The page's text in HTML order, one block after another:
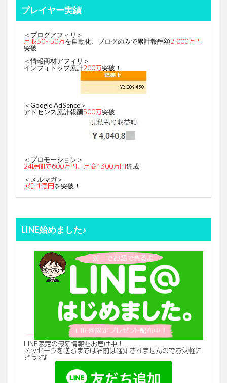
プレイヤー実績
＜ブログアフィリ＞
月収30~50万を自動化、ブログのみで累計報酬額2,000万円
突破
＜情報商材アフィリ＞
インフォトップ累計200万突破！
＜Google AdSence＞
アドセンス累計報酬500万突破
＜プロモーション＞
24時間で600万円、月商1300万円達成
＜メルマガ＞
累計1億円を突破！
LINE始めました♪
LINE限定の最新情報をお届け中！
メッセージを送るまでは名前は通知されませんのでお気軽に
どうぞ♪